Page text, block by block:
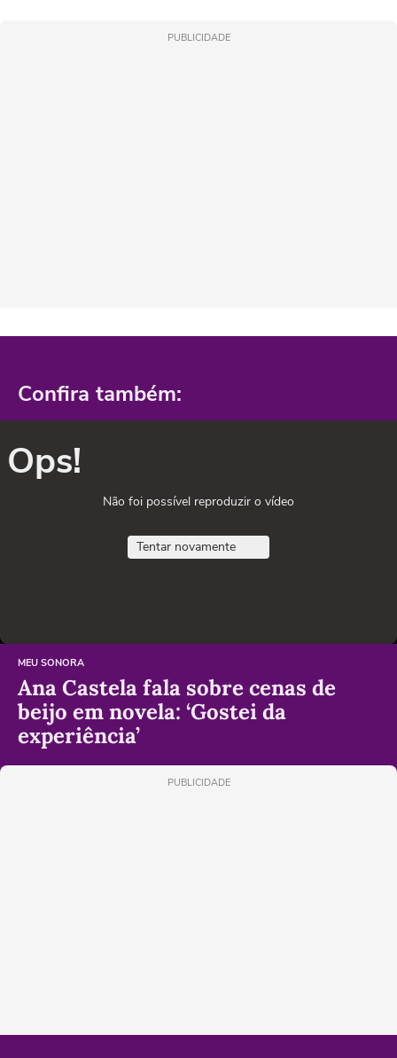
PUBLICIDADE
Confira também:
Ops!
Não foi possível reproduzir o vídeo
Tentar novamente
MEU SONORA
Ana Castela fala sobre cenas de
beijo em novela: ‘Gostei da
experiência’
PUBLICIDADE